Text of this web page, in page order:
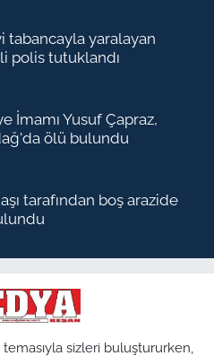
tabancayla yaralayan
polis tutuklandı
İmamı Yusuf Çapraz,
ölü bulundu
tarafından boş arazide
sizleri buluştururken,